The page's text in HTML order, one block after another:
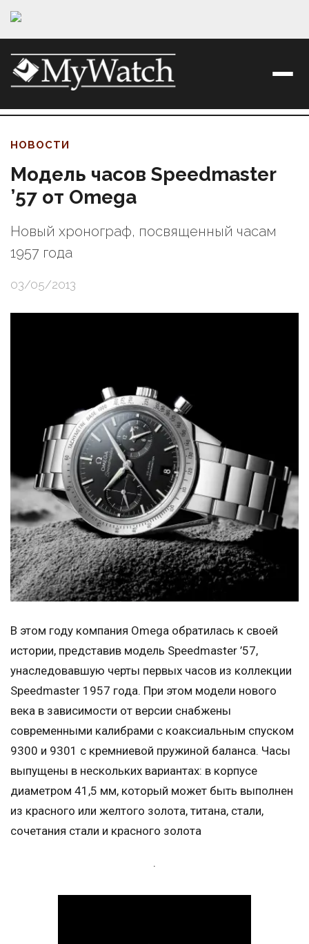
НОВОСТИ
Модель часов Speedmaster
’57 от Omega
Новый хронограф, посвященный часам
1957 года
03/05/2013
В этом году компания Omega обратилась к своей
истории, представив модель Speedmaster ’57,
унаследовавшую черты первых часов из коллекции
Speedmaster 1957 года. При этом модели нового
века в зависимости от версии снабжены
современными калибрами с коаксиальным спуском
9300 и 9301 с кремниевой пружиной баланса. Часы
выпущены в нескольких вариантах: в корпусе
диаметром 41,5 мм, который может быть выполнен
из красного или желтого золота, титана, стали,
сочетания стали и красного золота
.